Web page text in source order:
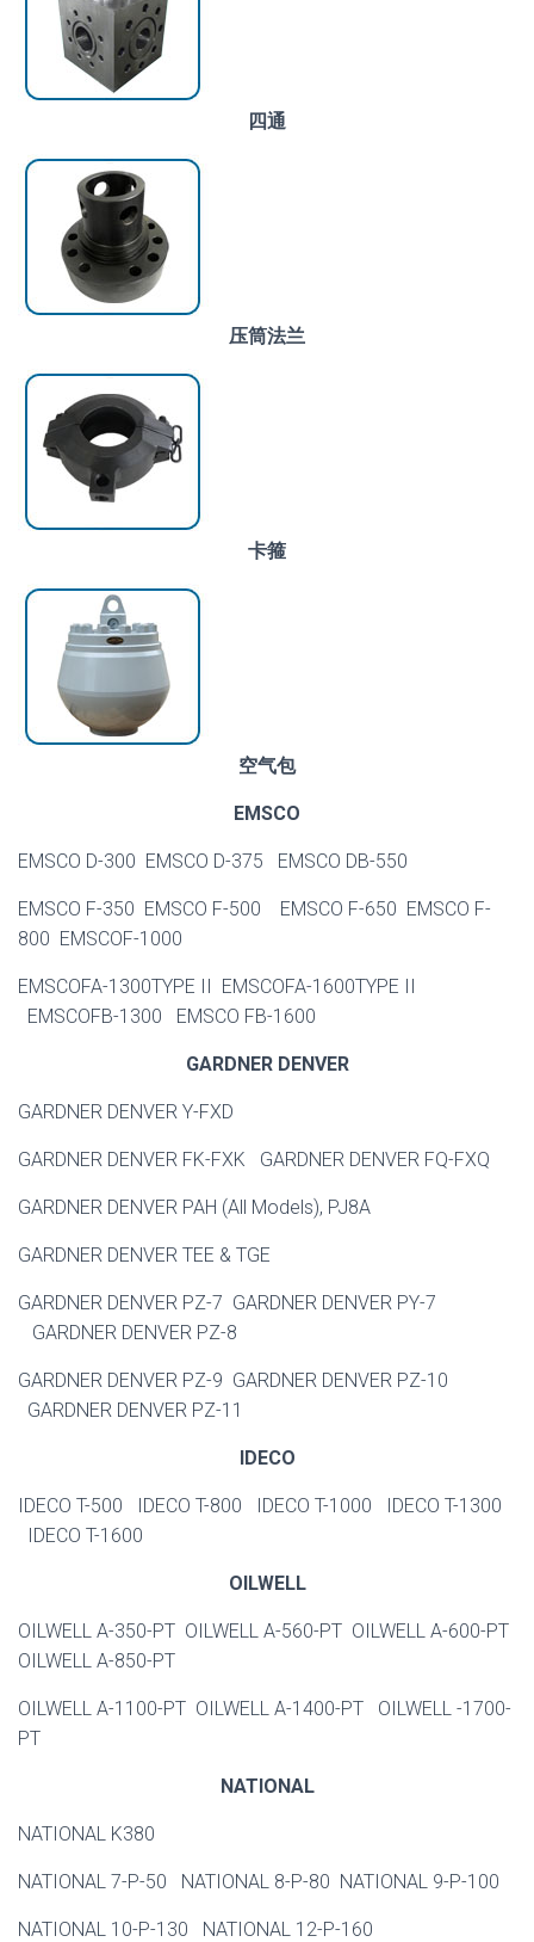
四通
压筒法兰
卡箍
空气包
EMSCO
EMSCO D-300 EMSCO D-375 EMSCO DB-550
EMSCO F-350 EMSCO F-500 EMSCO F-650 EMSCO F-
800 EMSCOF-1000
EMSCOFA-1300TYPE II EMSCOFA-1600TYPE II
EMSCOFB-1300 EMSCO FB-1600
GARDNER DENVER
GARDNER DENVER Y-FXD
GARDNER DENVER FK-FXK GARDNER DENVER FQ-FXQ
GARDNER DENVER PAH (All Models), PJ8A
GARDNER DENVER TEE & TGE
GARDNER DENVER PZ-7 GARDNER DENVER PY-7
GARDNER DENVER PZ-8
GARDNER DENVER PZ-9 GARDNER DENVER PZ-10
GARDNER DENVER PZ-11
IDECO
IDECO T-500 IDECO T-800 IDECO T-1000 IDECO T-1300
IDECO T-1600
OILWELL
OILWELL A-350-PT OILWELL A-560-PT OILWELL A-600-PT
OILWELL A-850-PT
OILWELL A-1100-PT OILWELL A-1400-PT OILWELL -1700-
PT
NATIONAL
NATIONAL K380
NATIONAL 7-P-50 NATIONAL 8-P-80 NATIONAL 9-P-100
NATIONAL 10-P-130 NATIONAL 12-P-160